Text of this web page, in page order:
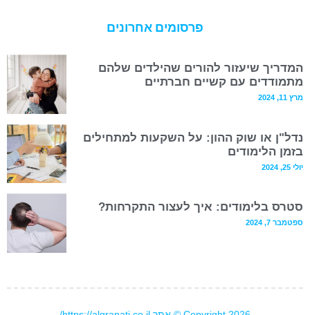
פרסומים אחרונים
המדריך שיעזור להורים שהילדים שלהם
מתמודדים עם קשיים חברתיים
מרץ 11, 2024
נדל"ן או שוק ההון: על השקעות למתחילים
בזמן הלימודים
יולי 25, 2024
סטרס בלימודים: איך לעצור התקרחות?
ספטמבר 7, 2024